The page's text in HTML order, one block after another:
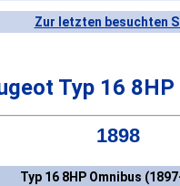
Zur letzten besuchten
Typ 16 8HP
1898
Typ 16 8HP Omnibus